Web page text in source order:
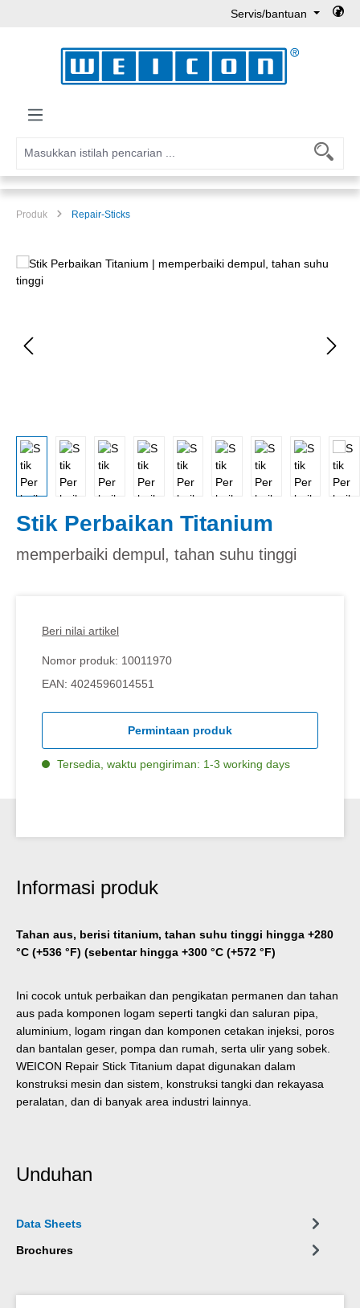
Servis/bantuan
Produk Repair-Sticks
Lewati galeri gambar
Stik Perbaikan Titanium
memperbaiki dempul, tahan suhu tinggi
Beri nilai artikel
Nomor produk: 10011970
EAN: 4024596014551
Permintaan produk
Tersedia, waktu pengiriman: 1-3 working days
Informasi produk
Tahan aus, berisi titanium, tahan suhu tinggi hingga +280
°C (+536 °F) (sebentar hingga +300 °C (+572 °F)
Ini cocok untuk perbaikan dan pengikatan permanen dan tahan
aus pada komponen logam seperti tangki dan saluran pipa,
aluminium, logam ringan dan komponen cetakan injeksi, poros
dan bantalan geser, pompa dan rumah, serta ulir yang sobek.
WEICON Repair Stick Titanium dapat digunakan dalam
konstruksi mesin dan sistem, konstruksi tangki dan rekayasa
peralatan, dan di banyak area industri lainnya.
Unduhan
Data Sheets
Brochures